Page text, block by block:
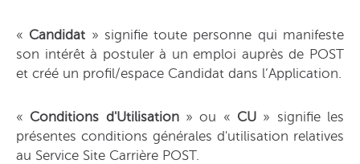
« Candidat » signifie toute personne qui manifeste
son intérêt à postuler à un emploi auprès de POST
et créé un profil/espace Candidat dans l’Application.
« Conditions d'Utilisation» ou « CU » signifie les
présentes conditions générales d'utilisation relatives
au Service Site Carrière POST.